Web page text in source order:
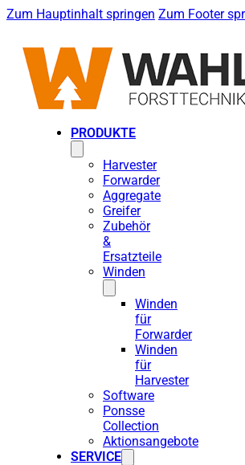
Zum Hauptinhalt springen Zum Footer
PRODUKTE
Harvester
Forwarder
Aggregate
Greifer
Zubehör
&
Ersatzteile
Winden
Winden
für
Forwarder
Winden
für
Harvester
Software
Ponsse
Collection
Aktionsangebote
SERVICE